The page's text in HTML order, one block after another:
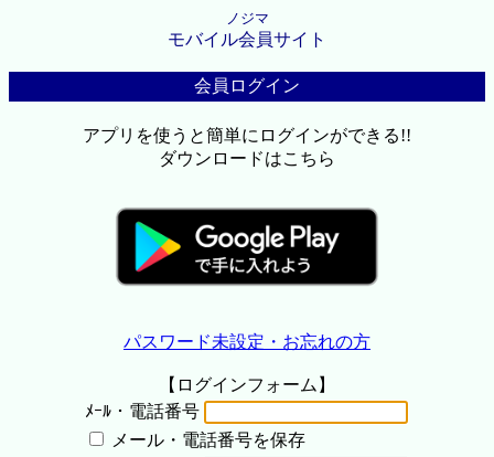
ノジマ
モバイル会員サイト
会員ログイン
アプリを使うと簡単にログインができる!!
ダウンロードはこちら
パスワード未設定・お忘れの方
【ログインフォーム】
ﾒｰﾙ・電話番号
メール・電話番号を保存